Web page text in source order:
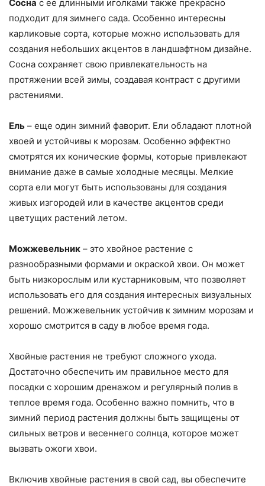
Сосна с ее длинными иголками также прекрасно
подходит для зимнего сада. Особенно интересны
карликовые сорта, которые можно использовать для
создания небольших акцентов в ландшафтном дизайне.
Сосна сохраняет свою привлекательность на
протяжении всей зимы, создавая контраст с другими
растениями.
Ель – еще один зимний фаворит. Ели обладают плотной
хвоей и устойчивы к морозам. Особенно эффектно
смотрятся их конические формы, которые привлекают
внимание даже в самые холодные месяцы. Мелкие
сорта ели могут быть использованы для создания
живых изгородей или в качестве акцентов среди
цветущих растений летом.
Можжевельник – это хвойное растение с
разнообразными формами и окраской хвои. Он может
быть низкорослым или кустарниковым, что позволяет
использовать его для создания интересных визуальных
решений. Можжевельник устойчив к зимним морозам и
хорошо смотрится в саду в любое время года.
Хвойные растения не требуют сложного ухода.
Достаточно обеспечить им правильное место для
посадки с хорошим дренажом и регулярный полив в
теплое время года. Особенно важно помнить, что в
зимний период растения должны быть защищены от
сильных ветров и весеннего солнца, которое может
вызвать ожоги хвои.
Включив хвойные растения в свой сад, вы обеспечите